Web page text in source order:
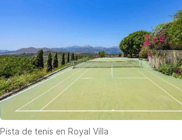
Pista de tenis en Royal Villa